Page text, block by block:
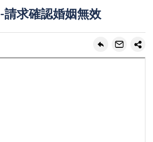
請求確認婚姻無效